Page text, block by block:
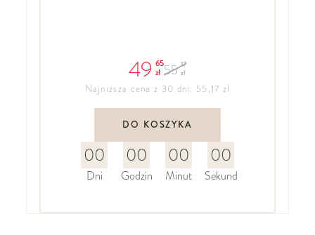
49 65
zł 55 17
zł
Najniższa cena z 30 dni: 55,17 zł
DO KOSZYKA
00
Dni
00
Godzin
00
Minut
00
Sekund